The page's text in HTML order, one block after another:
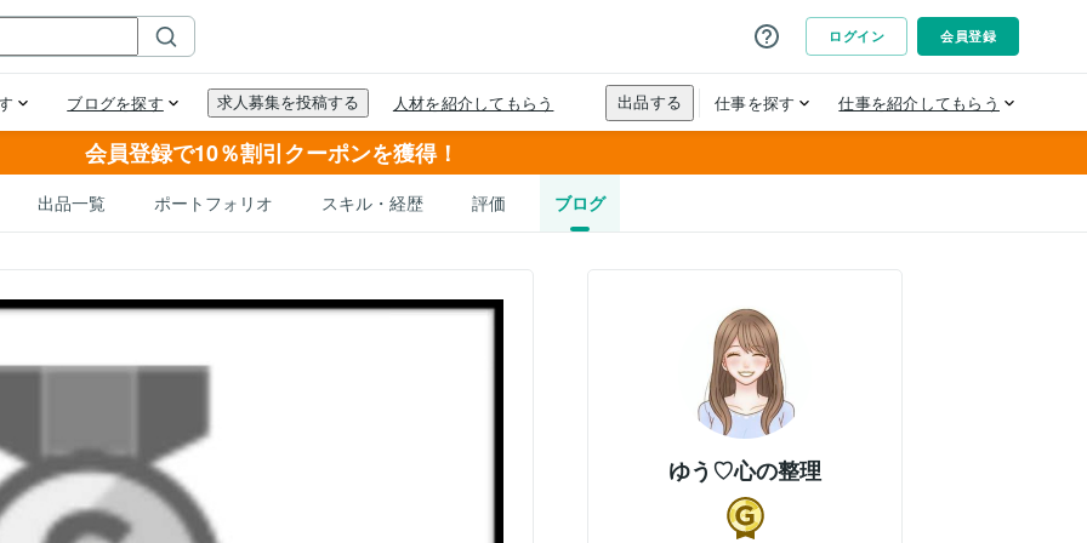
会員登録で10％割引クーポンを獲得！
出品一覧 ポートフォリオ スキル・経歴 評価 ブログ
ゆう♡心の整理